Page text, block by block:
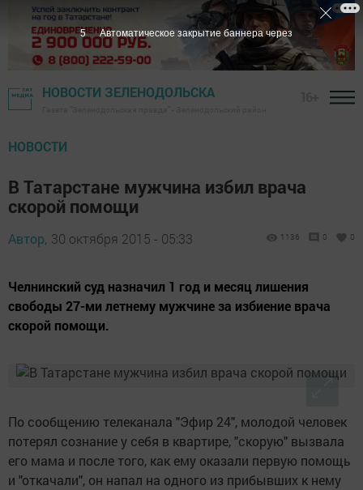
НОВОСТИ ЗЕЛЕНОДОЛЬСКА
НОВОСТИ
В Татарстане мужчина избил врача
скорой помощи
Автор, 30 октября 2015 - 05:33 1136 0 0
Челнинский суд назначил 1 год и месяц лишения
свободы 27-ми летнему мужчине за избиение врача
скорой помощи.
По сообщению телеканала "Эфир 24", молодой человек
потерял сознание у себя в квартире, "скорую" вызвала
его мама и после того, как ему оказали первую помощь
и "откачали", он напал на одного из прибывших к нему
4 Автоматическое закрытие баннера через